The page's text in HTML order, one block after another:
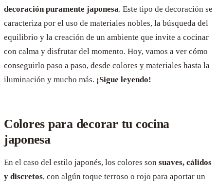
decoración puramente japonesa. Este tipo de decoración se
caracteriza por el uso de materiales nobles, la búsqueda del
equilibrio y la creación de un ambiente que invite a cocinar
con calma y disfrutar del momento. Hoy, vamos a ver cómo
conseguirlo paso a paso, desde colores y materiales hasta la
iluminación y mucho más. ¡Sigue leyendo!
Colores para decorar tu cocina
japonesa
En el caso del estilo japonés, los colores son suaves, cálidos
y discretos, con algún toque terroso o rojo para aportar un